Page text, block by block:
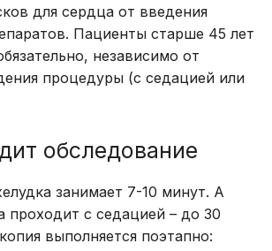
для сердца от введения
Пациенты старше 45 лет
независимо от
процедуры (с седацией или
обследование
занимает 7-10 минут. А
проходит с седацией – до 30
выполняется поэтапно: